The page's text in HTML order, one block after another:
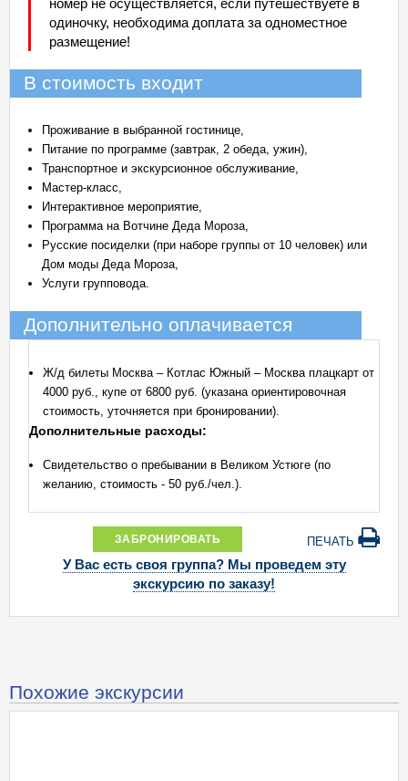
номер не осуществляется, если путешествуете в
одиночку, необходима доплата за одноместное
размещение!
В стоимость входит
Проживание в выбранной гостинице,
Питание по программе (завтрак, 2 обеда, ужин),
Транспортное и экскурсионное обслуживание,
Мастер-класс,
Интерактивное мероприятие,
Программа на Вотчине Деда Мороза,
Русские посиделки (при наборе группы от 10 человек) или
Дом моды Деда Мороза,
Услуги групповода.
Дополнительно оплачивается
Ж/д билеты Москва – Котлас Южный – Москва плацкарт от
4000 руб., купе от 6800 руб. (указана ориентировочная
cтоимость, уточняется при бронировании).
Дополнительные расходы:
Свидетельство о пребывании в Великом Устюге (по
желанию, стоимость - 50 руб./чел.).
ЗАБРОНИРОВАТЬ ПЕЧАТЬ
У Вас есть своя группа? Мы проведем эту
экскурсию по заказу!
Похожие экскурсии